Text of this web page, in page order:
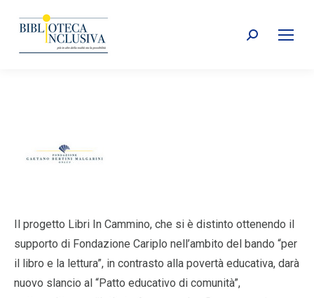
Search:
Il progetto Libri In Cammino, che si è distinto ottenendo il
supporto di Fondazione Cariplo nell’ambito del bando “per
il libro e la lettura”, in contrasto alla povertà educativa, darà
nuovo slancio al “Patto educativo di comunità”,